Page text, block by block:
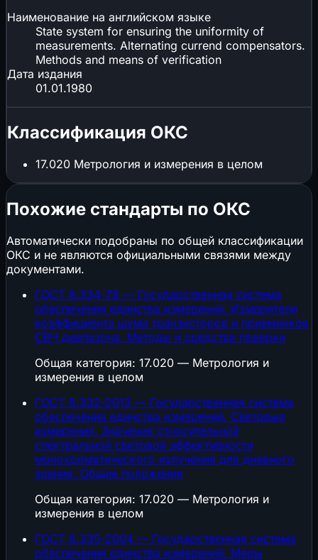
Наименование на английском языке
State system for ensuring the uniformity of
measurements. Alternating currend compensators.
Methods and means of verification
Дата издания
01.01.1980
Классификация ОКС
17.020 Метрология и измерения в целом
Похожие стандарты по ОКС
Автоматически подобраны по общей классификации
ОКС и не являются официальными связями между
документами.
ГОСТ 8.334-78 — Государственная система
обеспечения единства измерений. Измерители
коэффициента шума транзисторов и приемников
СВЧ диапазона. Методы и средства поверки
Общая категория: 17.020 — Метрология и
измерения в целом
ГОСТ 8.332-2013 — Государственная система
обеспечения единства измерений. Световые
измерения. Значения относительной
спектральной световой эффективности
монохроматического излучения для дневного
зрения. Общие положения
Общая категория: 17.020 — Метрология и
измерения в целом
ГОСТ 8.335-2004 — Государственная система
обеспечения единства измерений. Меры